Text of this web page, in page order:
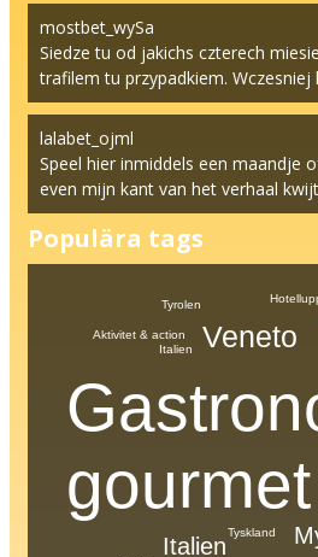
mostbet_wySa
Siedze tu od jakichs czterech
trafilem tu przypadkiem. Wczesniej
lalabet_ojml
Speel hier inmiddels een maandje
even mijn kant van het verhaal
Populära tags
gourmet
Veneto
Italien
Aktivitet & action
Tyskland
Italien
Tyrolen